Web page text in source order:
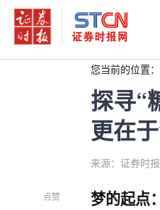
您当前的位置：
探寻“
更在
来源：证券时
点赞 梦的起点